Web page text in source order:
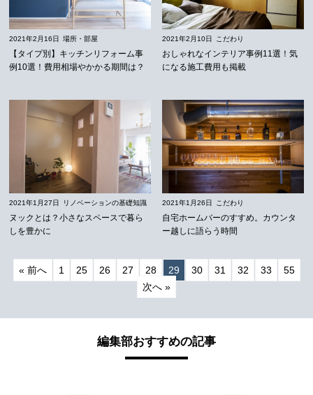
2021年2月16日 場所・部屋
【タイプ別】キッチンリフォーム事
例10選！費用相場やかかる期間は？
2021年2月10日 こだわり
おしゃれなインテリア事例11選！気
になる施工費用も掲載
2021年1月27日 リノベーションの基礎知識
ヌックとは？小さなスペースで暮ら
しを豊かに
2021年1月26日 こだわり
自宅ホームバーのすすめ。カウンタ
ー越しに語らう時間
« 前へ 1 25 26 27 28 29 30 31 32 33
55
次へ »
編集部おすすめの記事